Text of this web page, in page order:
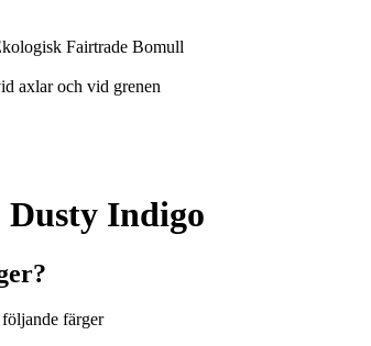
Fairtrade Bomull
axlar och vid grenen
Dusty Indigo
färger